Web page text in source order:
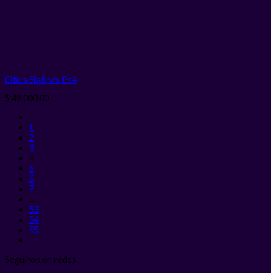
Cities Skylines Ps4
$ 49.000,00
1
2
3
4
5
6
7
…
53
54
55
Seguinos en redes